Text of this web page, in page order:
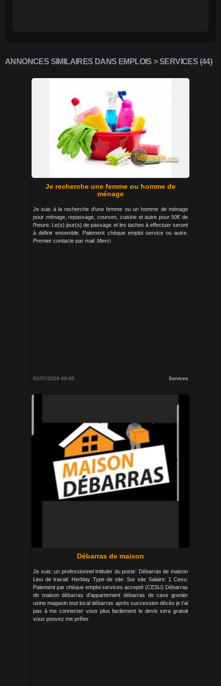
ANNONCES SIMILAIRES DANS EMPLOIS > SERVICES (44)
Je recherche une femme ou homme de
ménage
Je suis à la recherche d'une femme ou un homme de ménage
pour ménage, repassage, courses, cuisine et autre pour 50€ de
l'heure. Le(s) jour(s) de passage et les taches à effectuer seront
à définir ensemble. Paiement chèque emploi service ou autre.
Premier contacte par mail .Merci
01/07/2026 00:00 Services
Débarras de maison
Je suis: un professionnel Intituler du poste: Débarras de maison
Lieu de travail: Herblay Type de site: Sur site Salaire: 1 Cesu:
Paiement par chèque emploi services accepté (CESU) Débarras
de maison débarras d'appartement débarras de cave grenier
usine magasin tout local débarras après succession décès je t'ai
pas à me connecter vous plus facilement le devis sera gratuit
vous pouvez me prêter